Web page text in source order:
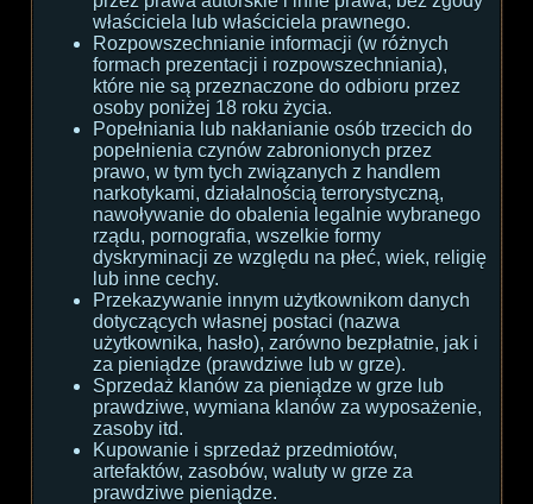
właściciela lub właściciela prawnego.
Rozpowszechnianie informacji (w różnych
formach prezentacji i rozpowszechniania),
które nie są przeznaczone do odbioru przez
osoby poniżej 18 roku życia.
Popełniania lub nakłanianie osób trzecich do
popełnienia czynów zabronionych przez
prawo, w tym tych związanych z handlem
narkotykami, działalnością terrorystyczną,
nawoływanie do obalenia legalnie wybranego
rządu, pornografia, wszelkie formy
dyskryminacji ze względu na płeć, wiek, religię
lub inne cechy.
Przekazywanie innym użytkownikom danych
dotyczących własnej postaci (nazwa
użytkownika, hasło), zarówno bezpłatnie, jak i
za pieniądze (prawdziwe lub w grze).
Sprzedaż klanów za pieniądze w grze lub
prawdziwe, wymiana klanów za wyposażenie,
zasoby itd.
Kupowanie i sprzedaż przedmiotów,
artefaktów, zasobów, waluty w grze za
prawdziwe pieniądze.